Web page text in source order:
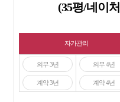
(35평/네이
자가관리
의무 3년
계약 3년
의무 4년
계약 4년